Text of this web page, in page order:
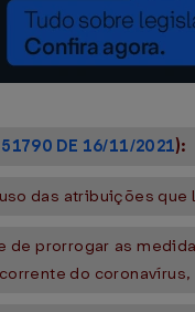
DE 16/11/2021):
das atribuições
de prorrogar as
do coronavírus,